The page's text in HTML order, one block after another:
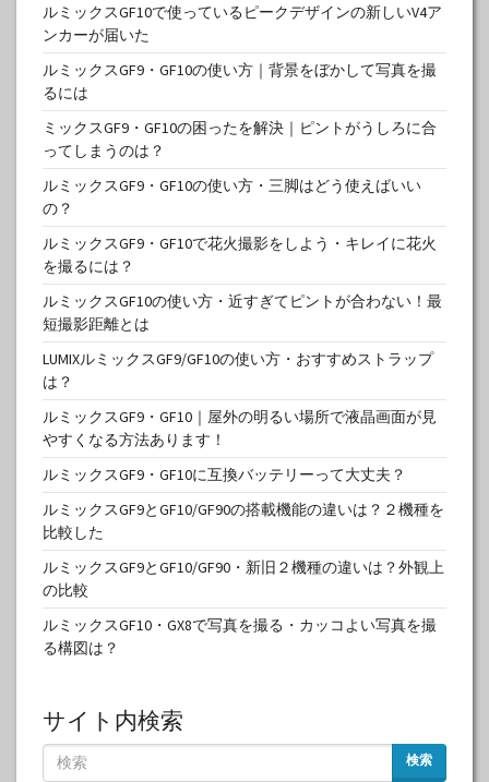
ルミックスGF10で使っているピークデザインの新しいV4ア
ンカーが届いた
ルミックスGF9・GF10の使い方｜背景をぼかして写真を撮
るには
ミックスGF9・GF10の困ったを解決｜ピントがうしろに合
ってしまうのは？
ルミックスGF9・GF10の使い方・三脚はどう使えばいい
の？
ルミックスGF9・GF10で花火撮影をしよう・キレイに花火
を撮るには？
ルミックスGF10の使い方・近すぎてピントが合わない！最
短撮影距離とは
LUMIXルミックスGF9/GF10の使い方・おすすめストラップ
は？
ルミックスGF9・GF10｜屋外の明るい場所で液晶画面が見
やすくなる方法あります！
ルミックスGF9・GF10に互換バッテリーって大丈夫？
ルミックスGF9とGF10/GF90の搭載機能の違いは？２機種を
比較した
ルミックスGF9とGF10/GF90・新旧２機種の違いは？外観上
の比較
ルミックスGF10・GX8で写真を撮る・カッコよい写真を撮
る構図は？
サイト内検索
検索